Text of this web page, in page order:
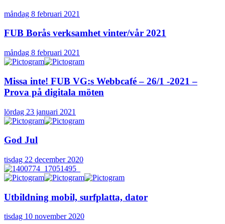
måndag 8 februari 2021
FUB Borås verksamhet vinter/vår 2021
måndag 8 februari 2021
Missa inte! FUB VG:s Webbcafé – 26/1 -2021 –
Prova på digitala möten
lördag 23 januari 2021
God Jul
tisdag 22 december 2020
Utbildning mobil, surfplatta, dator
tisdag 10 november 2020